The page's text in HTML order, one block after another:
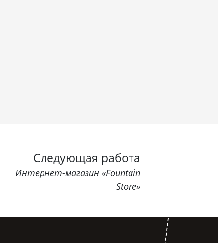
Следующая работа
Интернет-магазин «Fountain
Store»